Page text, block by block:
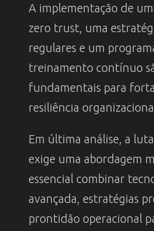
A implementação de
zero trust, uma
regulares e um
treinamento contínuo
fundamentais para
resiliência
Em última análise, a
exige uma abordagem
essencial combinar
avançada, estratégias
prontidão operacional